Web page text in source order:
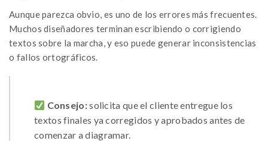
Aunque parezca obvio, es uno de los errores más frecuentes.
Muchos diseñadores terminan escribiendo o corrigiendo
textos sobre la marcha, y eso puede generar inconsistencias
o fallos ortográficos.
Consejo:solicita que el cliente entregue los
textos finales ya corregidos y aprobados antes de
comenzar a diagramar.